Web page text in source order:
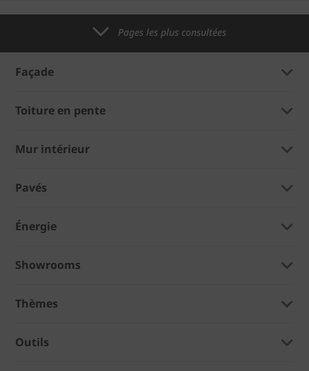
Pages les plus consultées
Façade
Toiture en pente
Mur intérieur
Pavés
Énergie
Showrooms
Thèmes
Outils